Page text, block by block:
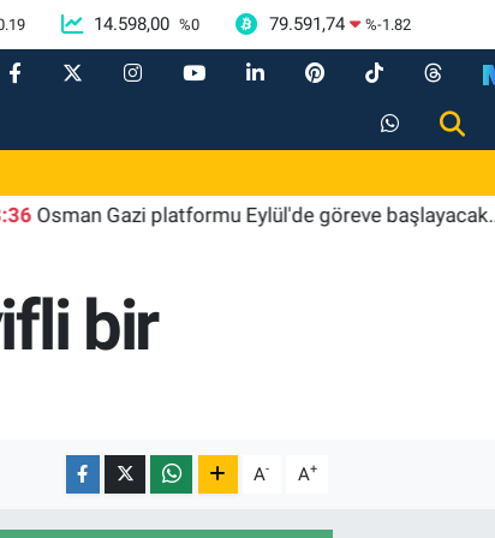
14.598,00 %0 79.591,74 %-1.82
Gazi platformu Eylül'de göreve başlayacak...
bir
A- A+